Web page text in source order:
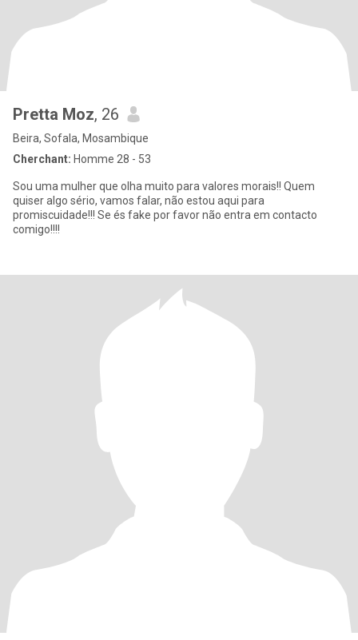
Pretta Moz, 26
Beira, Sofala, Mosambique
Cherchant: Homme 28 - 53
Sou uma mulher que olha muito para valores morais!! Quem
quiser algo sério, vamos falar, não estou aqui para
promiscuidade!!! Se és fake por favor não entra em contacto
comigo!!!!